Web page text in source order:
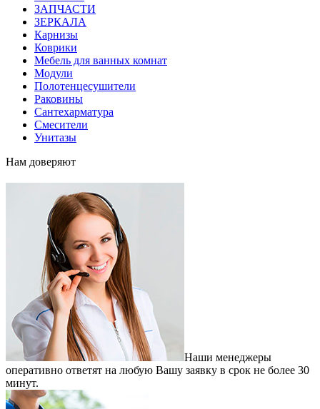
ЗАПЧАСТИ
ЗЕРКАЛА
Карнизы
Коврики
Мебель для ванных комнат
Модули
Полотенцесушители
Раковины
Сантехарматура
Смесители
Унитазы
Нам доверяют
Наши менеджеры
оперативно ответят на любую Вашу заявку в срок не более 30
минут.